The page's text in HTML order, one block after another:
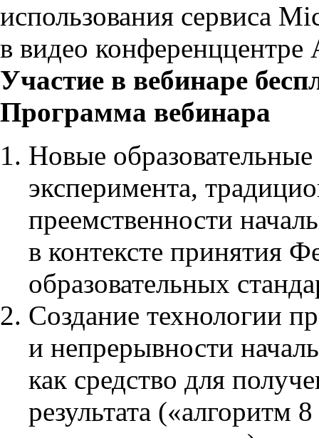
использования сервиса
в видео
Участие в вебинаре
Программа вебинара
Новые
эксперимента,
преемственности
в контексте принятия
образовательных
Создание технологии
и непрерывности
как средство для
результата («алгоритм